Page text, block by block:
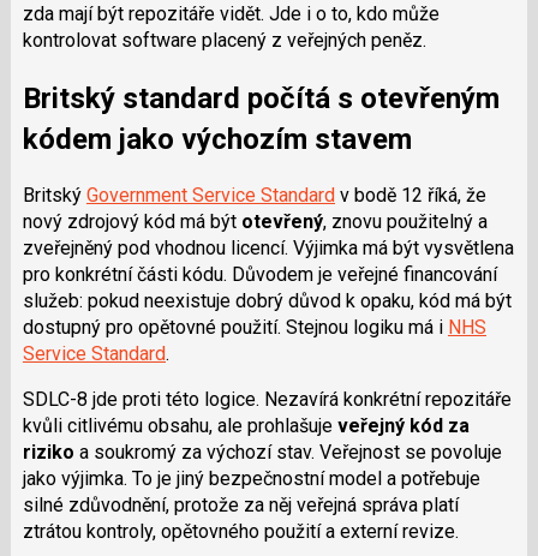
zda mají být repozitáře vidět. Jde i o to, kdo může
kontrolovat software placený z veřejných peněz.
Britský standard počítá s otevřeným
kódem jako výchozím stavem
Britský Government Service Standard v bodě 12 říká, že
nový zdrojový kód má být otevřený, znovu použitelný a
zveřejněný pod vhodnou licencí. Výjimka má být vysvětlena
pro konkrétní části kódu. Důvodem je veřejné financování
služeb: pokud neexistuje dobrý důvod k opaku, kód má být
dostupný pro opětovné použití. Stejnou logiku má i NHS
Service Standard.
SDLC-8 jde proti této logice. Nezavírá konkrétní repozitáře
kvůli citlivému obsahu, ale prohlašuje veřejný kód za
riziko a soukromý za výchozí stav. Veřejnost se povoluje
jako výjimka. To je jiný bezpečnostní model a potřebuje
silné zdůvodnění, protože za něj veřejná správa platí
ztrátou kontroly, opětovného použití a externí revize.